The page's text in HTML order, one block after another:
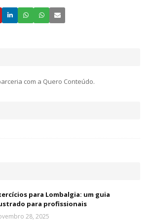
com a Quero Conteúdo.
para Lombalgia: um guia
para profissionais
28, 2025